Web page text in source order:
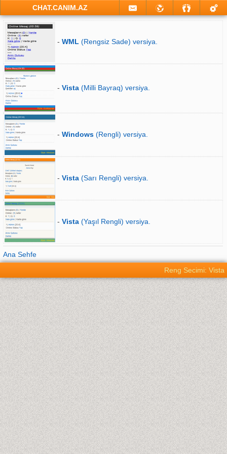
CHAT.CANIM.AZ
- WML (Rengsiz Sade) versiya.
- Vista (Milli Bayraq) versiya.
- Windows (Rengli) versiya.
- Vista (Sarı Rengli) versiya.
- Vista (Yaşıl Rengli) versiya.
Ana Sehfe
Reng Secimi: Vista